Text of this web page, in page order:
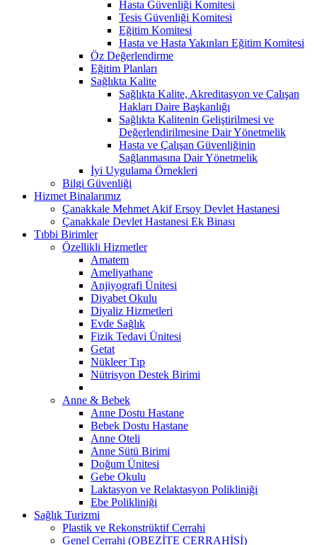
Hasta Güvenliği Komitesi
Tesis Güvenliği Komitesi
Eğitim Komitesi
Hasta ve Hasta Yakınları Eğitim Komitesi
Öz Değerlendirme
Eğitim Planları
Sağlıkta Kalite
Sağlıkta Kalite, Akreditasyon ve Çalışan
Hakları Daire Başkanlığı
Sağlıkta Kalitenin Geliştirilmesi ve
Değerlendirilmesine Dair Yönetmelik
Hasta ve Çalışan Güvenliğinin
Sağlanmasına Dair Yönetmelik
İyi Uygulama Örnekleri
Bilgi Güvenliği
Hizmet Binalarımız
Çanakkale Mehmet Akif Ersoy Devlet Hastanesi
Çanakkale Devlet Hastanesi Ek Binası
Tıbbi Birimler
Özellikli Hizmetler
Amatem
Ameliyathane
Anjiyografi Ünitesi
Diyabet Okulu
Diyaliz Hizmetleri
Evde Sağlık
Fizik Tedavi Ünitesi
Getat
Nükleer Tıp
Nütrisyon Destek Birimi
Anne & Bebek
Anne Dostu Hastane
Bebek Dostu Hastane
Anne Oteli
Anne Sütü Birimi
Doğum Ünitesi
Gebe Okulu
Laktasyon ve Relaktasyon Polikliniği
Ebe Polikliniği
Sağlık Turizmi
Plastik ve Rekonstrüktif Cerrahi
Genel Cerrahi (OBEZİTE CERRAHİSİ)